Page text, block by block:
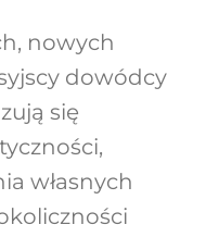
nowych
dowódcy
się
własnych